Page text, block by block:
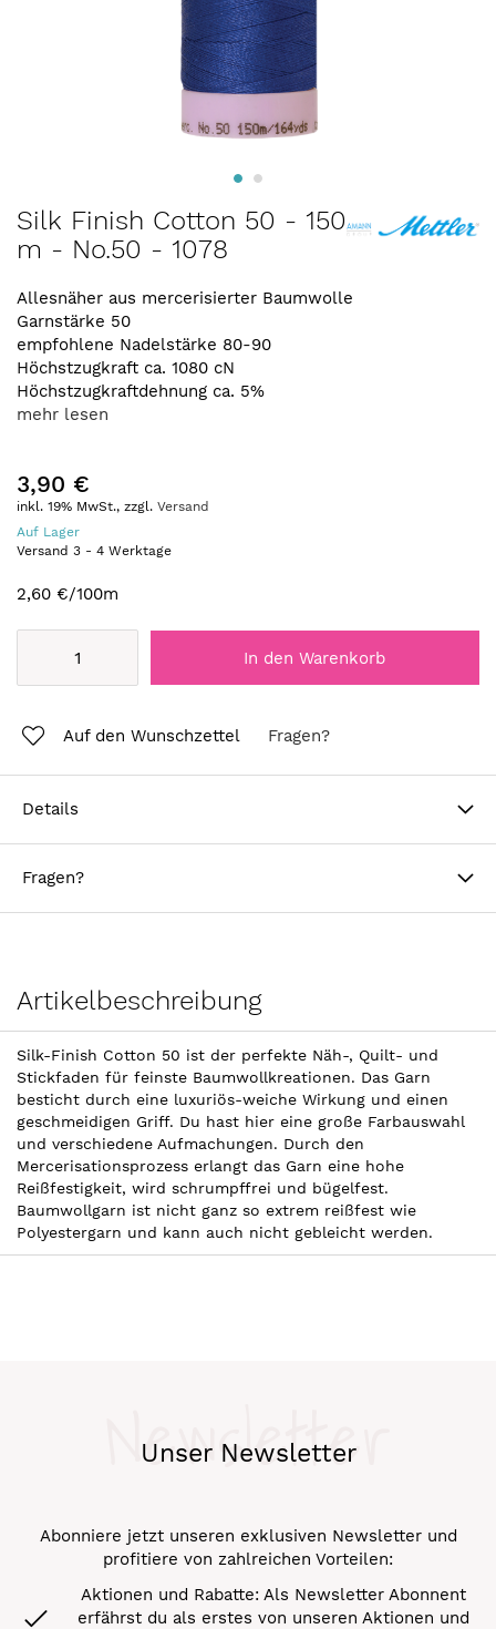
Zum
Anfang
der
springen
Silk Finish Cotton 50 - 150
m - No.50 - 1078
Allesnäher aus mercerisierter Baumwolle
Garnstärke 50
empfohlene Nadelstärke 80-90
Höchstzugkraft ca. 1080 cN
Höchstzugkraftdehnung ca. 5%
mehr lesen
3,90 €
inkl. 19% MwSt., zzgl. Versand
Auf Lager
Versand 3 - 4 Werktage
2,60 €/100m
In den Warenkorb
Auf den Wunschzettel Fragen?
Details
Fragen?
Artikelbeschreibung
Silk-Finish Cotton 50 ist der perfekte Näh-, Quilt- und
Stickfaden für feinste Baumwollkreationen. Das Garn
besticht durch eine luxuriös-weiche Wirkung und einen
geschmeidigen Griff. Du hast hier eine große Farbauswahl
und verschiedene Aufmachungen. Durch den
Mercerisationsprozess erlangt das Garn eine hohe
Reißfestigkeit, wird schrumpffrei und bügelfest.
Baumwollgarn ist nicht ganz so extrem reißfest wie
Polyestergarn und kann auch nicht gebleicht werden.
Unser Newsletter
Newsletter
Abonniere jetzt unseren exklusiven Newsletter und
profitiere von zahlreichen Vorteilen:
Aktionen und Rabatte: Als Newsletter Abonnent
erfährst du als erstes von unseren Aktionen und